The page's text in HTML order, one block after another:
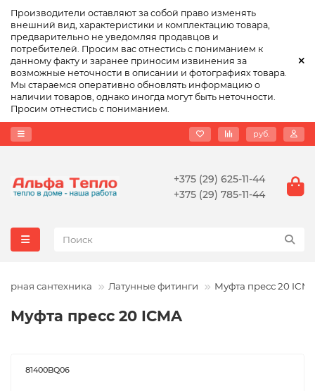
Производители оставляют за собой право изменять
внешний вид, характеристики и комплектацию товара,
предварительно не уведомляя продавцов и
потребителей. Просим вас отнестись с пониманием к
данному факту и заранее приносим извинения за
возможные неточности в описании и фотографиях товара.
Мы стараемся оперативно обновлять информацию о
наличии товаров, однако иногда могут быть неточности.
Просим отнестись с пониманием.
руб.
+375 (29) 625-11-44
+375 (29) 785-11-44
сантехника Латунные фитинги Муфта пресс 20
Муфта пресс 20 ICMA
81400BQ06